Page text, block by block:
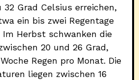
Grad Celsius erreichen,
ein bis zwei Regentage
Im Herbst schwanken die
20 und 26 Grad,
Regen pro Monat. Die
liegen zwischen 16